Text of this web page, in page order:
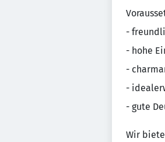
-
- hohe
-
-
- gute
Wir